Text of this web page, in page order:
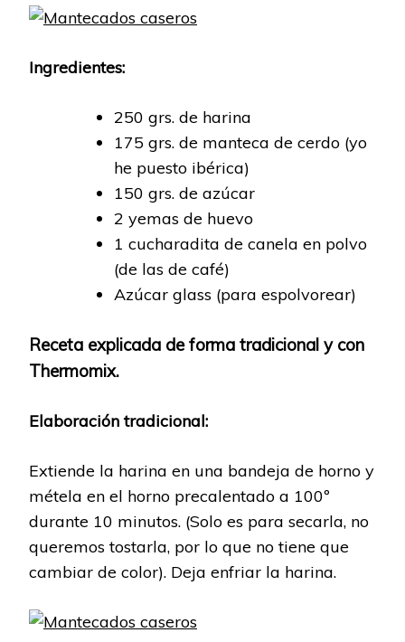
Ingredientes:
250 grs. de harina
175 grs. de manteca de cerdo (yo
he puesto ibérica)
150 grs. de azúcar
2 yemas de huevo
1 cucharadita de canela en polvo
(de las de café)
Azúcar glass (para espolvorear)
Receta explicada de forma tradicional y con
Thermomix.
Elaboración tradicional:
Extiende la harina en una bandeja de horno y
métela en el horno precalentado a 100º
durante 10 minutos. (Solo es para secarla, no
queremos tostarla, por lo que no tiene que
cambiar de color). Deja enfriar la harina.